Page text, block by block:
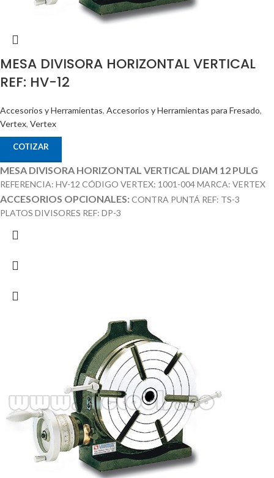
MESA DIVISORA HORIZONTAL VERTICAL
REF: HV-12
Accesorios y Herramientas, Accesorios y Herramientas para Fresado,
Vertex, Vertex
COTIZAR
MESA DIVISORA HORIZONTAL VERTICAL DIAM 12 PULG
REFERENCIA: HV-12 CÓDIGO VERTEX: 1001-004 MARCA: VERTEX
ACCESORIOS OPCIONALES:CONTRA PUNTÁ REF: TS-3
PLATOS DIVISORES REF: DP-3